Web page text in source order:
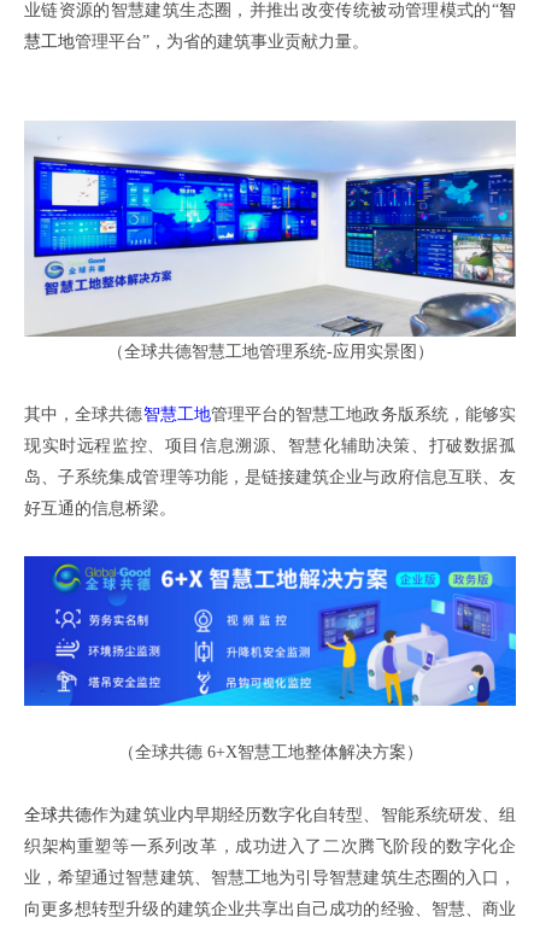
业链资源的智慧建筑生态圈，并推出改变传统被动管理模式的“智
慧工地管理平台”，为省的建筑事业贡献力量。
（全球共德智慧工地管理系统-应用实景图）
其中，全球共德智慧工地管理平台的智慧工地政务版系统，能够实
现实时远程监控、项目信息溯源、智慧化辅助决策、打破数据孤
岛、子系统集成管理等功能，是链接建筑企业与政府信息互联、友
好互通的信息桥梁。
（全球共德 6+X智慧工地整体解决方案）
全球共德作为建筑业内早期经历数字化自转型、智能系统研发、组
织架构重塑等一系列改革，成功进入了二次腾飞阶段的数字化企
业，希望通过智慧建筑、智慧工地为引导智慧建筑生态圈的入口，
向更多想转型升级的建筑企业共享出自己成功的经验、智慧、商业